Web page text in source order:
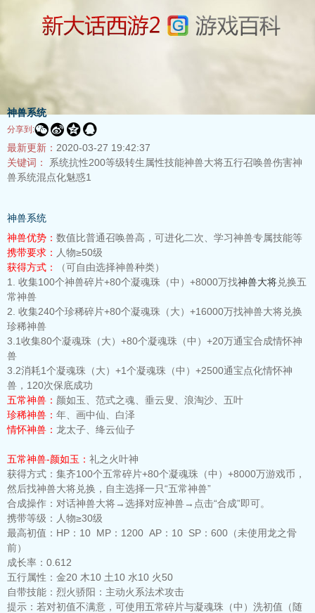
神兽系统
分享到: 
最新更新： 2020-03-27 19:42:37
关键词： 系统抗性200等级转生属性技能神兽大将五行召唤兽伤害神
兽系统混点化魅惑1
神兽系统
神兽优势： 数值比普通召唤兽高，可进化二次、学习神兽专属技能等
携带要求： 人物≥50级
获得方式：
（可自由选择神兽种类）
1. 收集100个神兽碎片+80个凝魂珠（中）+8000万找神兽大将兑换五
常神兽
2. 收集240个珍稀碎片+80个凝魂珠（大）+16000万找神兽大将兑换
珍稀神兽
3.1收集80个凝魂珠（大）+80个凝魂珠（中）+20万通宝合成情怀神
兽
3.2消耗1个凝魂珠（大）+1个凝魂珠（中）+2500通宝点化情怀神
兽，120次保底成功
五常神兽： 颜如玉、范式之魂、垂云叟、浪淘沙、五叶
珍稀神兽： 年、画中仙、白泽
情怀神兽： 龙太子、绛云仙子
五常神兽-颜如玉： 礼之火叶神
获得方式： 集齐100个五常碎片+80个凝魂珠（中）+8000万游戏币，
然后找神兽大将兑换，自主选择一只“五常神兽”
合成操作： 对话神兽大将→选择对应神兽→点击“合成”即可。
携带等级： 人物≥30级
最高初值： HP：10 MP：1200 AP：10 SP：600（未使用龙之骨
前）
成长率： 0.612
五行属性： 金20 木10 土10 水10 火50
自带技能： 烈火骄阳：主动火系法术攻击
提示： 若对初值不满意，可使用五常碎片与凝魂珠（中）洗初值（随